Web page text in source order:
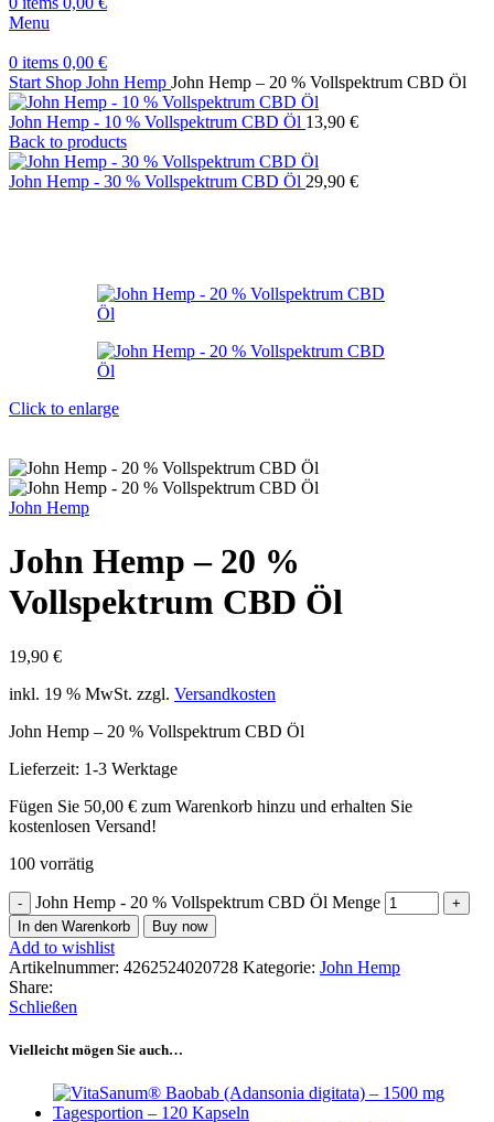
Menu
0 items 0,00 €
Start Shop John Hemp John Hemp – 20 % Vollspektrum CBD Öl
John Hemp - 10 % Vollspektrum CBD Öl 13,90 €
Back to products
John Hemp - 30 % Vollspektrum CBD Öl 29,90 €
Click to enlarge
John Hemp
John Hemp – 20 %
Vollspektrum CBD Öl
19,90 €
inkl. 19 % MwSt. zzgl. Versandkosten
John Hemp – 20 % Vollspektrum CBD Öl
Lieferzeit: 1-3 Werktage
Fügen Sie 50,00 € zum Warenkorb hinzu und erhalten Sie
kostenlosen Versand!
100 vorrätig
John Hemp - 20 % Vollspektrum CBD Öl Menge
In den Warenkorb Buy now
Add to wishlist
Artikelnummer: 4262524020728 Kategorie: John Hemp
Share:
Schließen
Vielleicht mögen Sie auch…